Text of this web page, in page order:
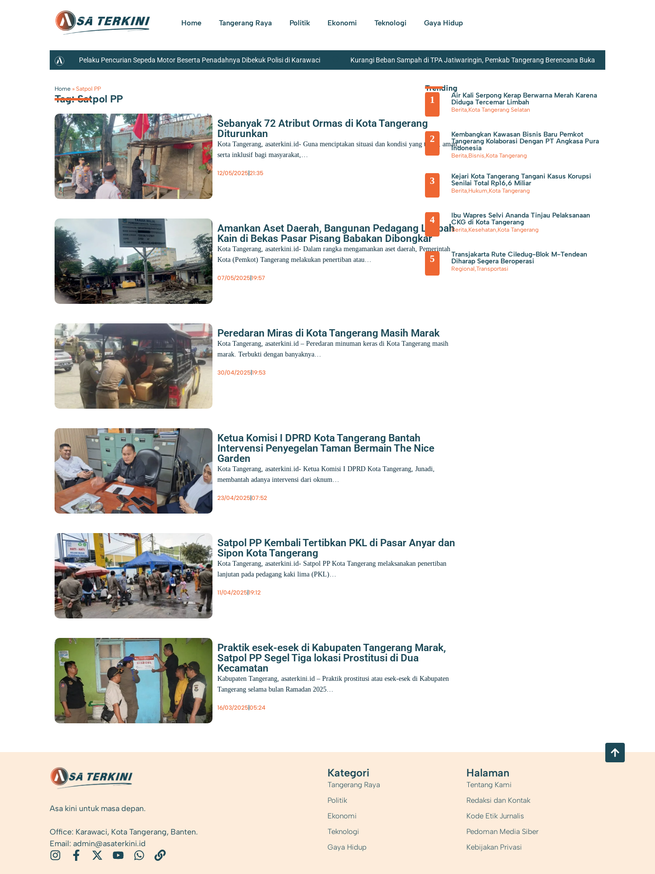
Home Tangerang Raya Politik Ekonomi Teknologi Gaya Hidup
Pelaku Pencurian Sepeda Motor Beserta Penadahnya Dibekuk Polisi di Karawaci Kurangi Beban Sampah di TPA Jatiwaringin, Pemkab Tangerang Berencana Buka
Harap Peran PSM Sebagai Pelayanan Sosial Semakin Kuat Perumda TB Beri Kado Kemerdekaan Potongan Harga Pemasangan Sambungan Air Bersih Hingga 8I
Persen Satnarkoba Polres Metro Tangerang Kota Bekuk Pengedar Obat Keras di Kosambi Tangerang
Home » Satpol PP
Tag: Satpol PP
Sebanyak 72 Atribut Ormas di Kota Tangerang
Diturunkan
Kota Tangerang, asaterkini.id- Guna menciptakan situasi dan kondisi yang tertib, aman,
serta inklusif bagi masyarakat,…
12/05/2025 |21:35
Amankan Aset Daerah, Bangunan Pedagang Limbah
Kain di Bekas Pasar Pisang Babakan Dibongkar
Kota Tangerang, asaterkini.id- Dalam rangka mengamankan aset daerah, Pemerintah
Kota (Pemkot) Tangerang melakukan penertiban atau…
07/05/2025 |19:57
Peredaran Miras di Kota Tangerang Masih Marak
Kota Tangerang, asaterkini.id – Peredaran minuman keras di Kota Tangerang masih
marak. Terbukti dengan banyaknya…
30/04/2025 |19:53
Ketua Komisi I DPRD Kota Tangerang Bantah
Intervensi Penyegelan Taman Bermain The Nice
Garden
Kota Tangerang, asaterkini.id- Ketua Komisi I DPRD Kota Tangerang, Junadi,
membantah adanya intervensi dari oknum…
23/04/2025 |07:52
Satpol PP Kembali Tertibkan PKL di Pasar Anyar dan
Sipon Kota Tangerang
Kota Tangerang, asaterkini.id- Satpol PP Kota Tangerang melaksanakan penertiban
lanjutan pada pedagang kaki lima (PKL)…
11/04/2025 |19:12
Praktik esek-esek di Kabupaten Tangerang Marak,
Satpol PP Segel Tiga lokasi Prostitusi di Dua
Kecamatan
Kabupaten Tangerang, asaterkini.id – Praktik prostitusi atau esek-esek di Kabupaten
Tangerang selama bulan Ramadan 2025…
16/03/2025 |05:24
Trending
1
Air Kali Serpong Kerap Berwarna Merah Karena
Diduga Tercemar Limbah
Berita,Kota Tangerang Selatan
2
Kembangkan Kawasan Bisnis Baru Pemkot
Tangerang Kolaborasi Dengan PT Angkasa Pura
Indonesia
Berita,Bisnis,Kota Tangerang
3
Kejari Kota Tangerang Tangani Kasus Korupsi
Senilai Total Rp16,6 Miliar
Berita,Hukum,Kota Tangerang
4
Ibu Wapres Selvi Ananda Tinjau Pelaksanaan
CKG di Kota Tangerang
Berita,Kesehatan,Kota Tangerang
5
Transjakarta Rute Ciledug-Blok M-Tendean
Diharap Segera Beroperasi
Regional,Transportasi
Asa kini untuk masa depan.
Office: Karawaci, Kota Tangerang, Banten.
Email: admin@asaterkini.id
Kategori
Tangerang Raya
Politik
Ekonomi
Teknologi
Gaya Hidup
Halaman
Tentang Kami
Redaksi dan Kontak
Kode Etik Jurnalis
Pedoman Media Siber
Kebijakan Privasi